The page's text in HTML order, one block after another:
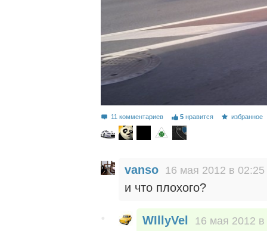
11 комментариев 5 нравится избранное
vanso 16 мая 2012 в 02:25
и что плохого?
WIllyVel 16 мая 2012 в